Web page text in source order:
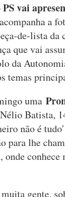
vai
a
de-lista da
que vai
da
temas
uma
Batista,
não é
lhe
onde
gente,